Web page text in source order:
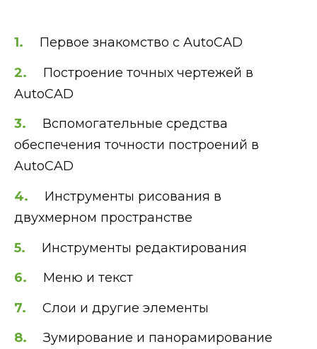
Первое знакомство с AutoCAD
Построение точных чертежей в
AutoCAD
Вспомогательные средства
обеспечения точности построений в
AutoCAD
Инструменты рисования в
двухмерном пространстве
Инструменты редактирования
Меню и текст
Слои и другие элементы
Зумирование и панорамирование